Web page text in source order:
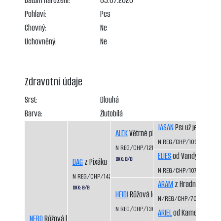
Pohlaví:
Pes
Chovný:
Ne
Uchovněný:
Ne
Zdravotní údaje
Srst:
Dlouhá
Barva:
Žlutobílá
NERORůžová louka
DAGz Pixáku
N REG/CHP/1425/07/09
DKK: B/B
ALEKVětrné pláně
N REG/CHP/1217/01/05
DKK: B/B
HEIDIRůžová louka
N REG/CHP/1306/03/05
JASANPsi už jedou
N REG/CHP/1050/98/
ELIESod Vandy z Hájů
N REG/CHP/1074/98/00
ARAMz Hradního
N/REG/CHP/703/93/94
ARIELod Kamenité